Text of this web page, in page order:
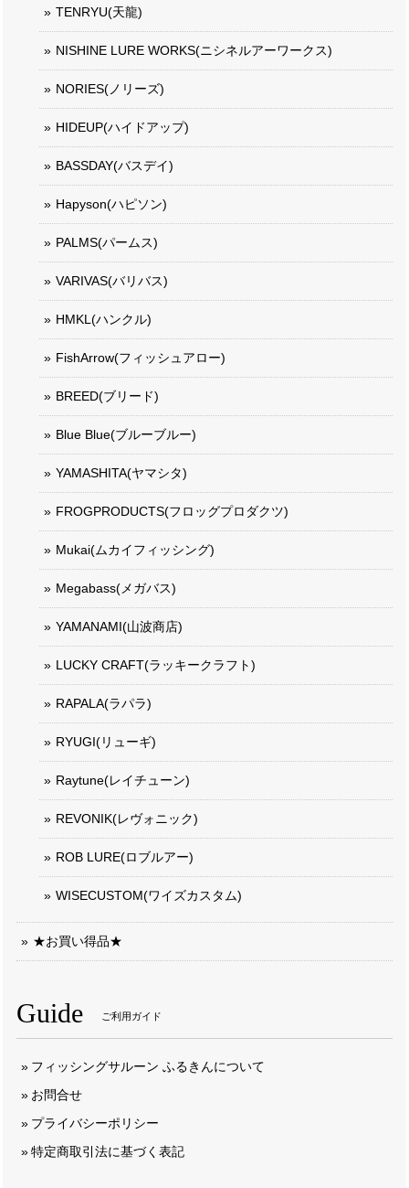
TENRYU(天龍)
NISHINE LURE WORKS(ニシネルアーワークス)
NORIES(ノリーズ)
HIDEUP(ハイドアップ)
BASSDAY(バスデイ)
Hapyson(ハピソン)
PALMS(パームス)
VARIVAS(バリバス)
HMKL(ハンクル)
FishArrow(フィッシュアロー)
BREED(ブリード)
Blue Blue(ブルーブルー)
YAMASHITA(ヤマシタ)
FROGPRODUCTS(フロッグプロダクツ)
Mukai(ムカイフィッシング)
Megabass(メガバス)
YAMANAMI(山波商店)
LUCKY CRAFT(ラッキークラフト)
RAPALA(ラパラ)
RYUGI(リューギ)
Raytune(レイチューン)
REVONIK(レヴォニック)
ROB LURE(ロブルアー)
WISECUSTOM(ワイズカスタム)
★お買い得品★
Guide ご利用ガイド
フィッシングサルーン ふるきんについて
お問合せ
プライバシーポリシー
特定商取引法に基づく表記